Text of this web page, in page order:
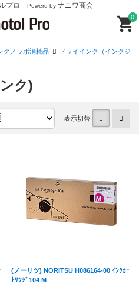
プロ Powerd by ナニワ商会
0
ク／ラボ消耗品
ドライインク（インクジ
ク)
表示切替
(ノーリツ) NORITSU H086164-00 ｲﾝｸｶｰ
ﾄﾘﾂｼﾞ104 M